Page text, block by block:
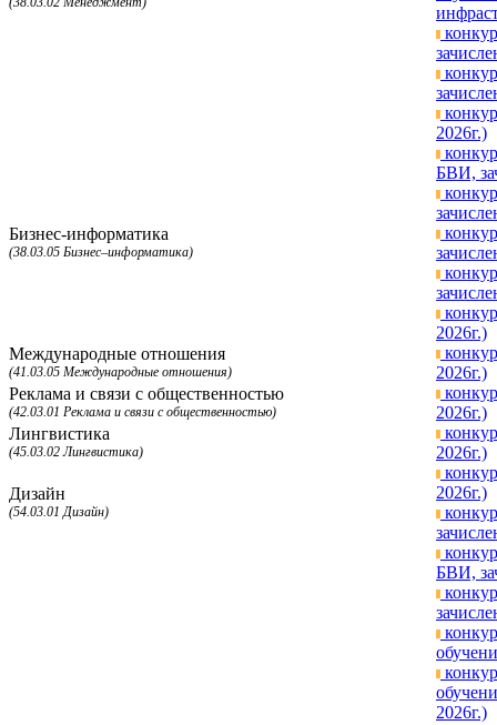
2026г.)
Бизнес-информатика
(38.03.05 Бизнес–информатика)
БВИ,
2026г.)
Международные отношения
(41.03.05 Международные отношения)
2026г.)
Реклама и связи с общественностью
(42.03.01 Реклама и связи с общественностью)
2026г.)
Лингвистика
(45.03.02 Лингвистика)
2026г.)
Дизайн
(54.03.01 Дизайн)
2026г.)
БВИ,
2026г.)